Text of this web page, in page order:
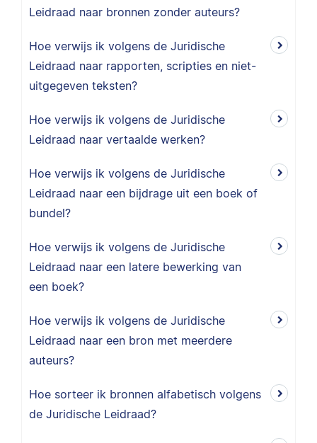
Leidraad naar bronnen zonder auteurs?
Hoe verwijs ik volgens de Juridische
Leidraad naar rapporten, scripties en niet-
uitgegeven teksten?
Hoe verwijs ik volgens de Juridische
Leidraad naar vertaalde werken?
Hoe verwijs ik volgens de Juridische
Leidraad naar een bijdrage uit een boek of
bundel?
Hoe verwijs ik volgens de Juridische
Leidraad naar een latere bewerking van
een boek?
Hoe verwijs ik volgens de Juridische
Leidraad naar een bron met meerdere
auteurs?
Hoe sorteer ik bronnen alfabetisch volgens
de Juridische Leidraad?